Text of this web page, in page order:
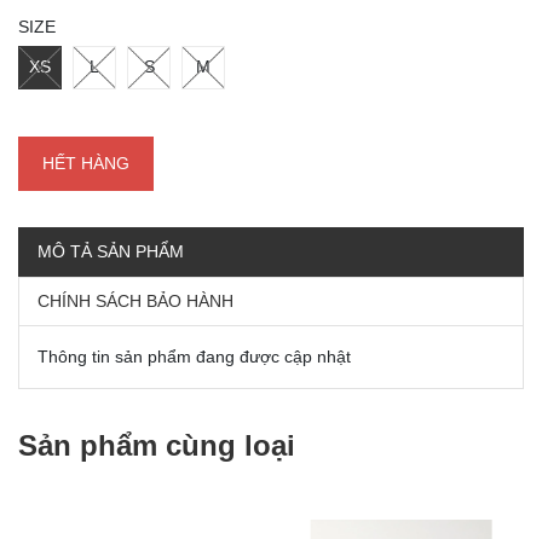
SIZE
XS L S M
HẾT HÀNG
MÔ TẢ SẢN PHẨM
CHÍNH SÁCH BẢO HÀNH
Thông tin sản phẩm đang được cập nhật
Sản phẩm cùng loại